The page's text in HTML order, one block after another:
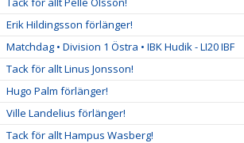
Erik Hildingsson förlänger!
Matchdag • Division 1 Östra • IBK Hudik - LI20 IBF
Tack för allt Linus Jonsson!
Hugo Palm förlänger!
Ville Landelius förlänger!
Tack för allt Hampus Wasberg!